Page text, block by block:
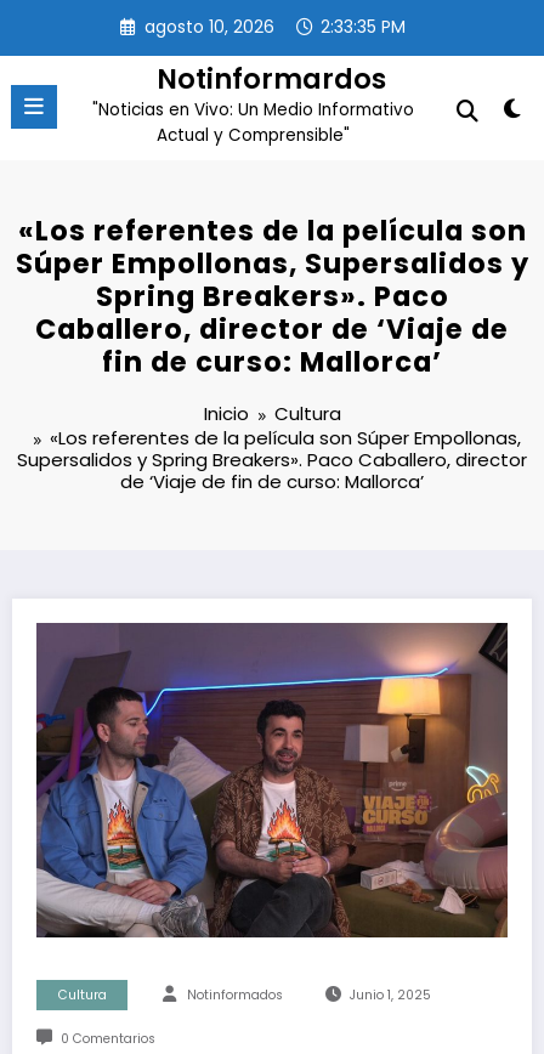
contenido
agosto 10, 2026 2:33:35 PM
Notinformardos
"Noticias en Vivo: Un Medio Informativo
Actual y Comprensible"
«Los referentes de la película son
Súper Empollonas, Supersalidos y
Spring Breakers». Paco
Caballero, director de ‘Viaje de
fin de curso: Mallorca’
Inicio
Cultura
«Los referentes de la película son Súper Empollonas,
Supersalidos y Spring Breakers». Paco Caballero, director
de ‘Viaje de fin de curso: Mallorca’
Cultura Notinformados Junio 1, 2025
0 Comentarios